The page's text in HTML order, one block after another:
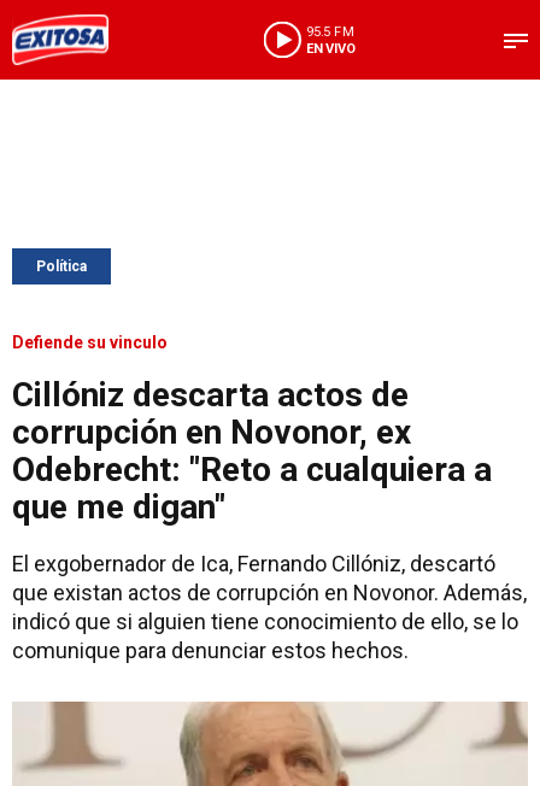
95.5 FM
EN VIVO
Política
Defiende su vinculo
Cillóniz descarta actos de
corrupción en Novonor, ex
Odebrecht: "Reto a cualquiera a
que me digan"
El exgobernador de Ica, Fernando Cillóniz, descartó
que existan actos de corrupción en Novonor. Además,
indicó que si alguien tiene conocimiento de ello, se lo
comunique para denunciar estos hechos.